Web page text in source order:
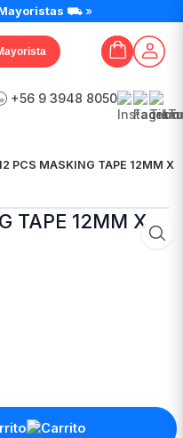
⛟ »
+56 9 3948 8050
PCS MASKING TAPE 12MM X
TAPE 12MM X